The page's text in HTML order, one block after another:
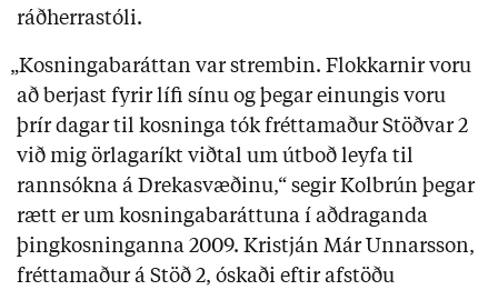
ráðherra­stóli.
„Kosningabaráttan var strembin. Flokkarnir voru
að berjast fyrir lífi sínu og þegar einungis voru
þrír dagar til kosninga tók fréttamaður Stöðvar 2
við mig örlagaríkt viðtal um útboð leyfa til
rannsókna á Drekasvæðinu,“ segir Kolbrún þegar
rætt er um kosningabaráttuna í aðdraganda
þingkosninganna 2009. Kristján Már Unnarsson,
fréttamaður á Stöð 2, óskaði eftir afstöðu